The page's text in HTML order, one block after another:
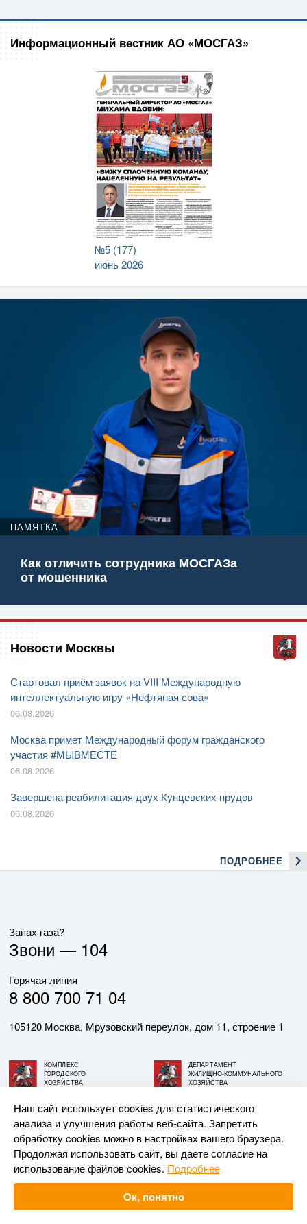
Информационный вестник АО «МОСГАЗ»
№5 (177)
июнь 2026
ПАМЯТКА
Как отличить сотрудника МОСГАЗа
от мошенника
Новости Москвы
Стартовал приём заявок на VIII Международную
интеллектуальную игру «Нефтяная сова»
06.08.2026
Москва примет Международный форум гражданского
участия #МЫВМЕСТЕ
06.08.2026
Завершена реабилитация двух Кунцевских прудов
06.08.2026
ПОДРОБНЕЕ
Запах газа?
Звони — 104
Горячая линия
8 800 700 71 04
105120 Москва, Мрузовский переулок, дом 11, строение 1
КОМПЛЕКС
ГОРОДСКОГО
ХОЗЯЙСТВА
ДЕПАРТАМЕНТ
ЖИЛИЩНО-КОММУНАЛЬНОГО
ХОЗЯЙСТВА
© АО «МОСГАЗ», 2026. При использовании материалов
ссылка на сайт обязательна.
Разработка и поддержка —Upriver
Наш сайт использует cookies для статистического
анализа и улучшения работы веб-сайта. Запретить
обработку cookies можно в настройках вашего браузера.
Продолжая использовать сайт, вы даете согласие на
использование файлов cookies. Подробнее
Ок, понятно